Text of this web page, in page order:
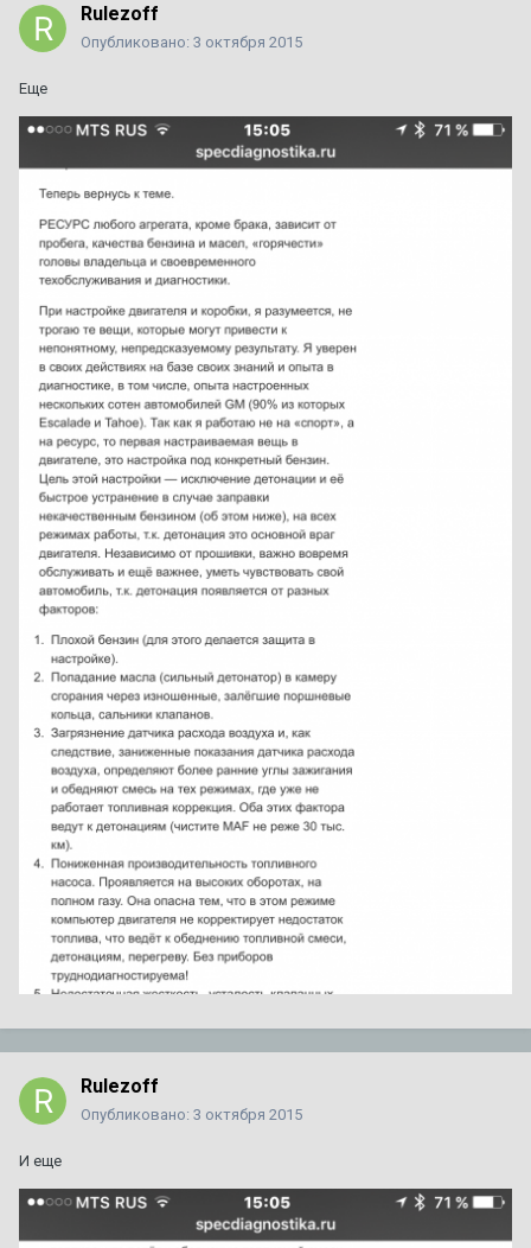
Rulezoff
Опубликовано: 3 октября 2015
Еще
Rulezoff
Опубликовано: 3 октября 2015
И еще